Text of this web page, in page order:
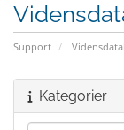
Support
Kategorier